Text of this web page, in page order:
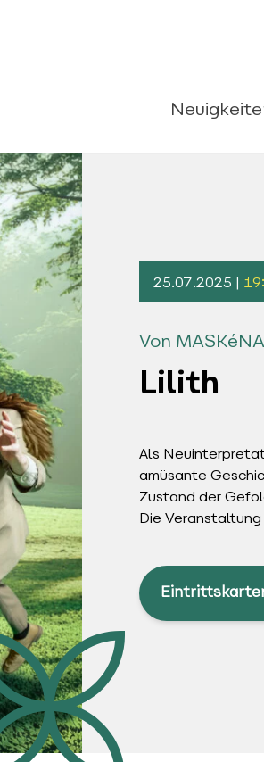
25.07.2025 |
Von
Lilith
Als
amüsante
Zustand der
Die